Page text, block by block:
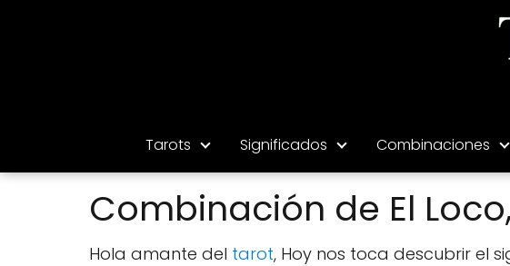
Tarots Significados Combinaciones
Combinación de El
Hola amante del tarot, Hoy nos toca descubrir el